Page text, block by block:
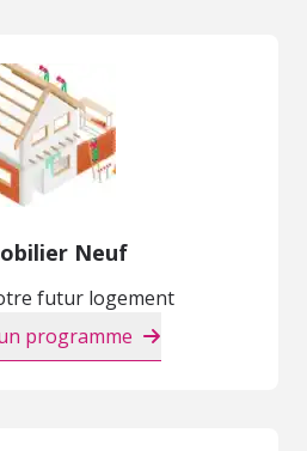
Neuf
futur logement
programme